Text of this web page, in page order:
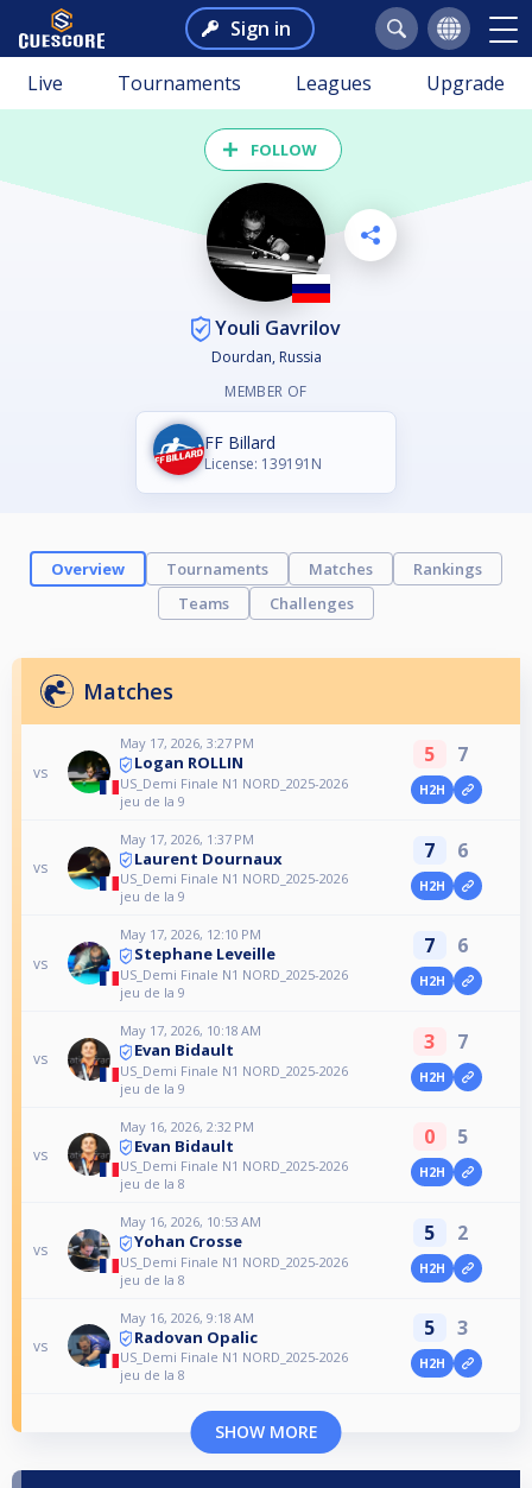
Sign in
Live Tournaments Leagues Upgrade
FOLLOW
Youli Gavrilov
Dourdan, Russia
MEMBER OF
FF Billard
License: 139191N
Overview Tournaments Matches
Rankings
Teams
Challenges
Matches
vs
May 17, 2026, 3:27 PM
Logan ROLLIN
US_Demi Finale N1 NORD_2025-2026
jeu de la 9
5 7
H2H
vs
May 17, 2026, 1:37 PM
Laurent Dournaux
US_Demi Finale N1 NORD_2025-2026
jeu de la 9
7 6
H2H
vs
May 17, 2026, 12:10 PM
Stephane Leveille
US_Demi Finale N1 NORD_2025-2026
jeu de la 9
7 6
H2H
vs
May 17, 2026, 10:18 AM
Evan Bidault
US_Demi Finale N1 NORD_2025-2026
jeu de la 9
3 7
H2H
vs
May 16, 2026, 2:32 PM
Evan Bidault
US_Demi Finale N1 NORD_2025-2026
jeu de la 8
0 5
H2H
vs
May 16, 2026, 10:53 AM
Yohan Crosse
US_Demi Finale N1 NORD_2025-2026
jeu de la 8
5 2
H2H
vs
May 16, 2026, 9:18 AM
Radovan Opalic
US_Demi Finale N1 NORD_2025-2026
jeu de la 8
5 3
H2H
SHOW MORE